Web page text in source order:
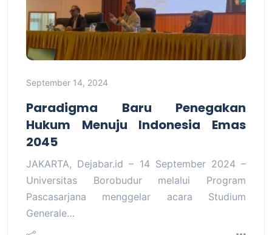
September 14, 2024
Paradigma Baru Penegakan
Hukum Menuju Indonesia Emas
2045
JAKARTA, Dejabar.id – 14 September 2024 –
Universitas Borobudur melalui Program
Pascasarjana menggelar acara Studium
Generale…